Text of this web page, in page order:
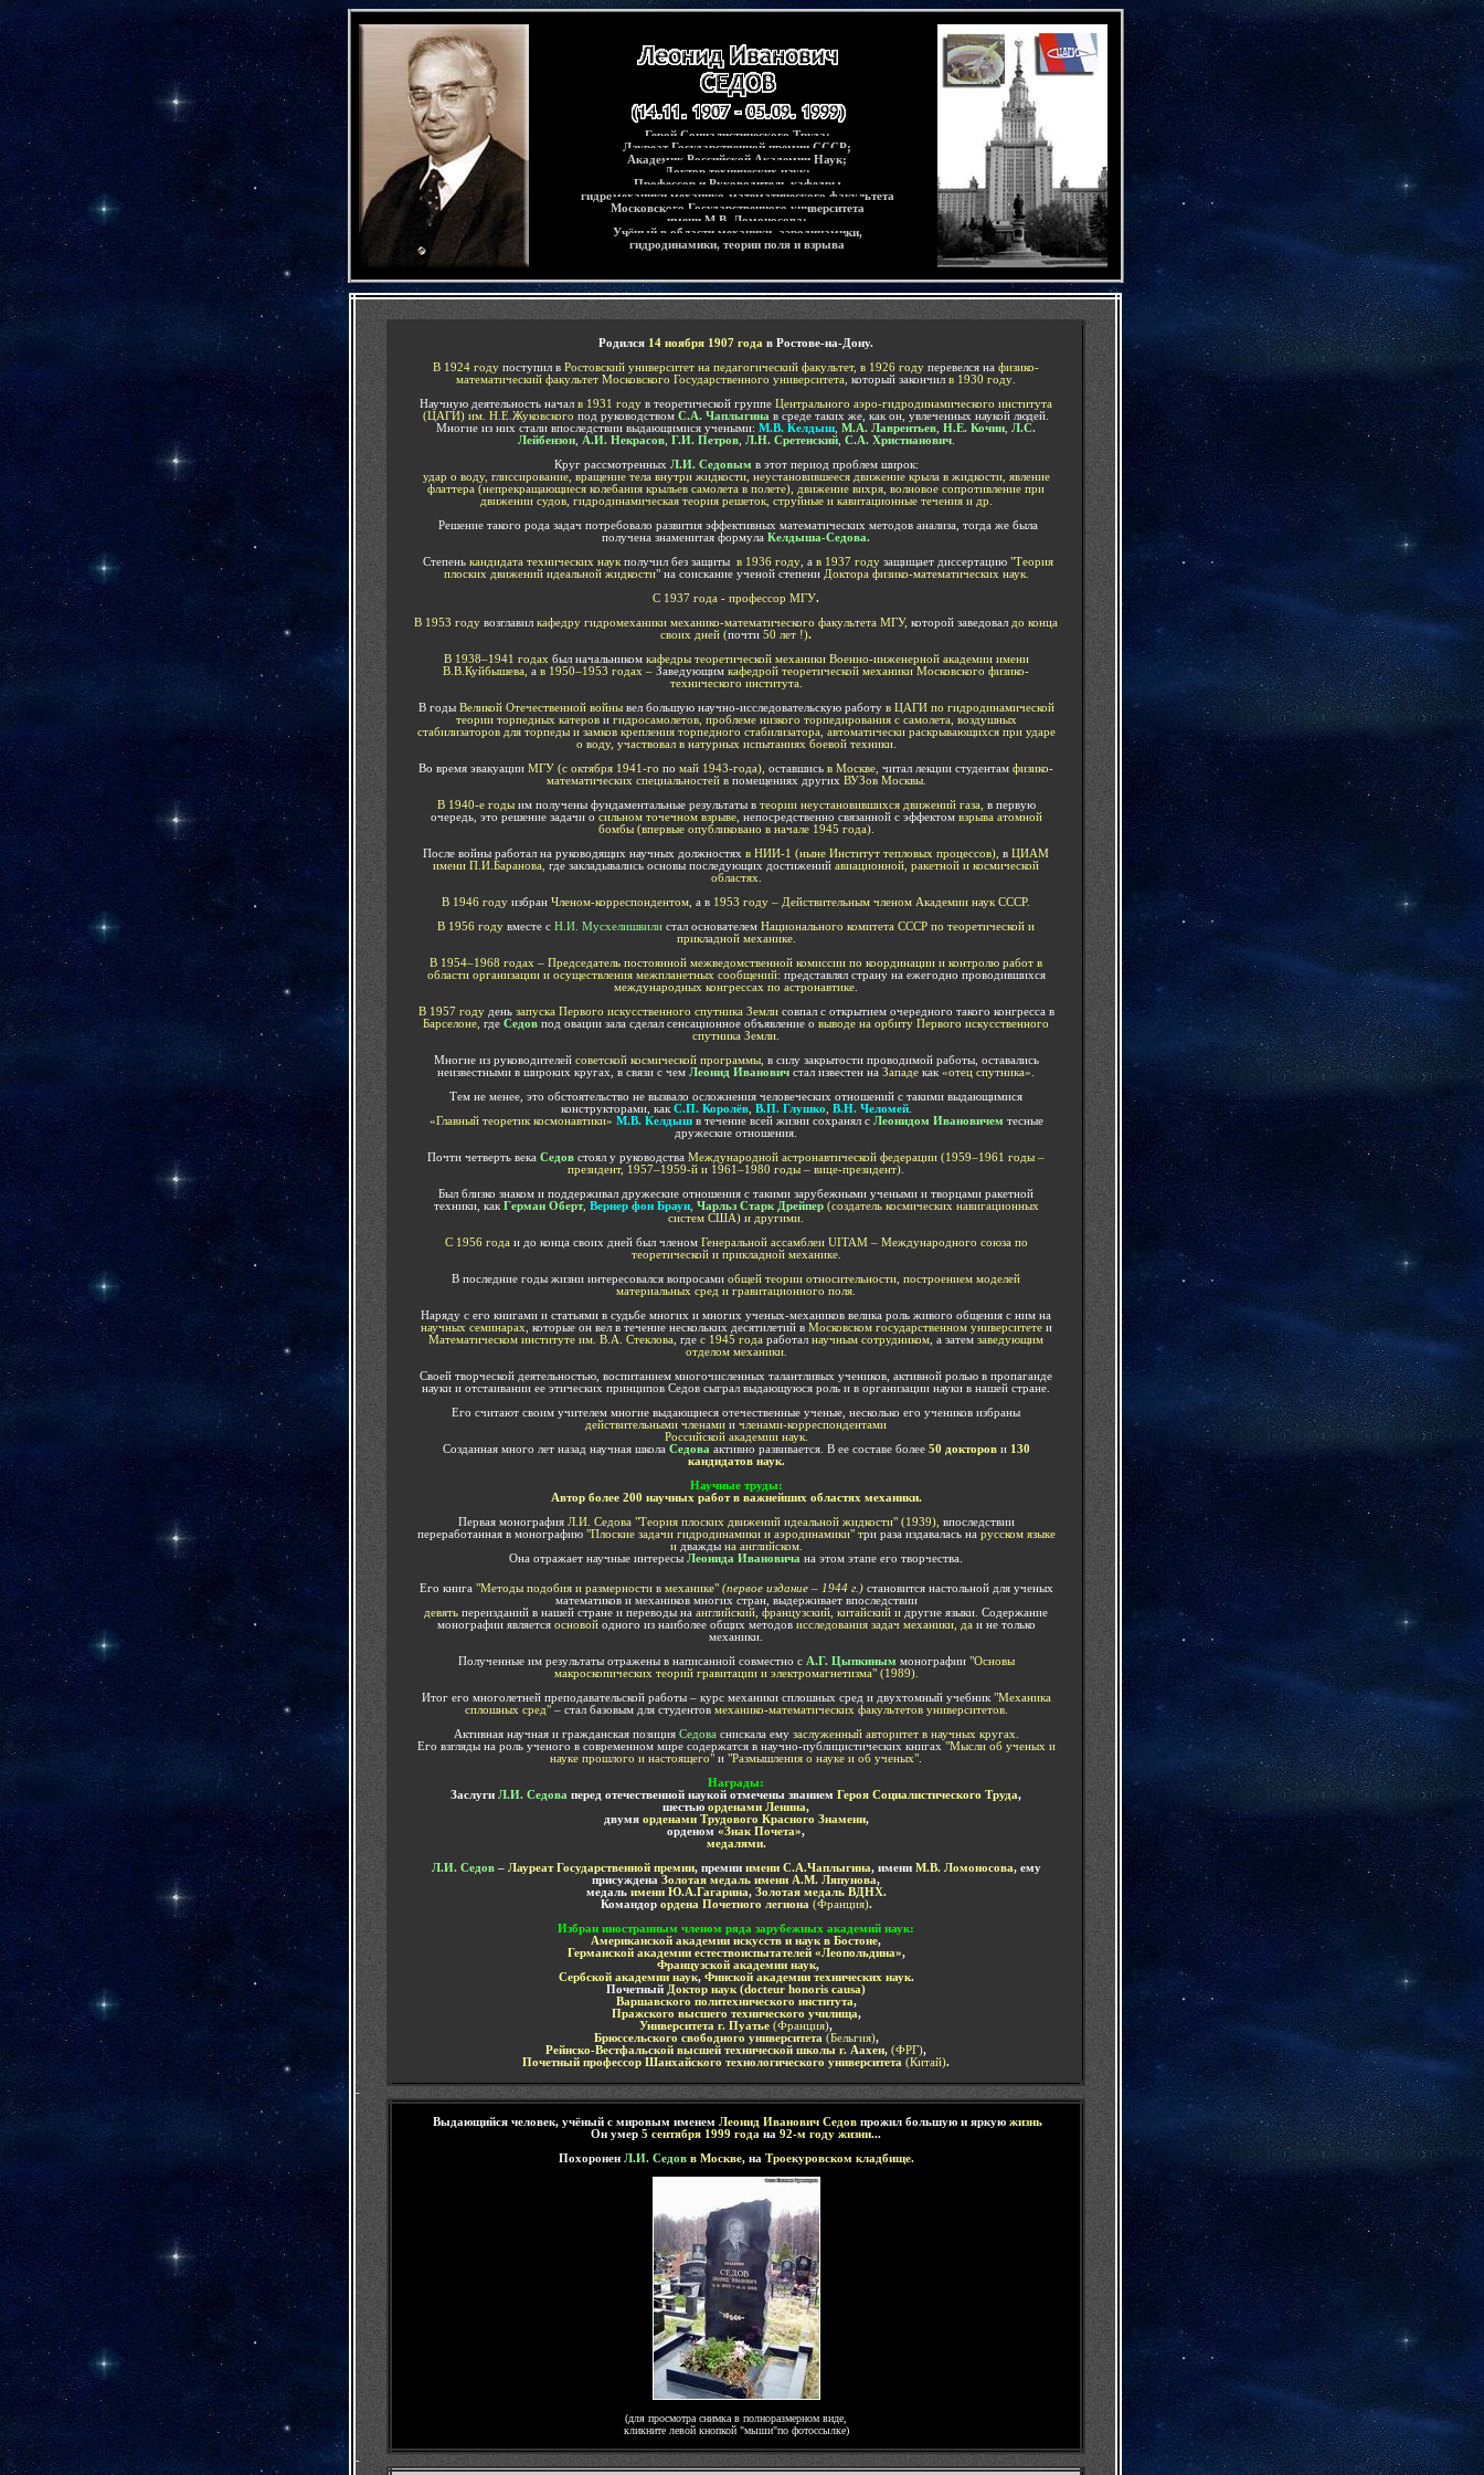
Герой Социалистического Труда;
Лауреат Государственной премии СССР;
Академик Российской Академии Наук;
Доктор технических наук;
Профессор и Руководитель кафедры
гидромеханики механико-математического факультета
Московского Государственного университета
имени М.В. Ломоносова;
Учёный в области механики, аэродинамики,
гидродинамики, теории поля и взрыва
-
Родился 14 ноября 1907 года в Ростове-на-Дону.
В 1924 году поступил в Ростовский университет на педагогический факультет, в 1926 году перевелся на физико-
математический факультет Московского Государственного университета , который закончил в 1930 году
Научную деятельность начал в 1931 году в теоретической группе Центрального аэро-гидродинамического института
(ЦАГИ) им. Н.Е.Жуковского под руководством С.А. Чаплыгина в среде таких же, как он, увлеченных наукой людей.
Многие из них стали впоследствии выдающимися учеными: М.В. Келдыш М.А. Лаврентьев Н.Е. Кочин Л.С.
Лейбензон, А.И. Некрасов, Г.И. Петров, Л.Н. Сретенский, С.А. Христианович.
Круг рассмотренных Л.И. Седовым в этот период проблем широк:
удар о воду, глиссирование, вращение тела внутри жидкости, неустановившееся движение крыла в жидкости, явление
флаттера (непрекращающиеся колебания крыльев самолета в полете), движение вихря, волновое сопротивление при
движении судов, гидродинамическая теория решеток, струйные и кавитационные течения и др.
Решение такого рода задач потребовало развития эффективных математических методов анализа, тогда же была
получена знаменитая формула Келдыша-Седова.
Степень кандидата технических наукполучил без защиты в 1936году, а в 1937году защищает диссертацию "Теория
плоских движений идеальной жидкости"на соискание ученой степени Доктора физико-математических наук.
С 1937 года - профессор МГУ.
В 1953 году возглавил кафедру гидромеханики механико-математического факультета МГУ, которой заведовал до конца
своих дней (почти 50 лет !).
В 1938–1941 годах был начальником кафедры теоретической механики Военно-инженерной академии имени
В.В.Куйбышева,
а в 1950–1953 годах – Заведующим кафедрой теоретической механики Московского физико-
технического института.
В годы Великой Отечественной войны вел большую научно-исследовательскую работув ЦАГИ по гидродинамической
теории торпедных катеров игидросамолетов, проблеме низкого торпедирования с самолета, воздушных
стабилизаторов для торпеды и замков крепления торпедного стабилизатора, автоматически раскрывающихся при ударе
о воду, участвовал в натурных испытаниях боевой техники.
Во время эвакуации МГУ (с октября 1941 -го по май 1943-года), оставшись в Москве, читал лекции студентам физико-
математических специальностей впомещениях других ВУЗов Москвы.
В 1940-е годы им получены фундаментальные результаты в теории неустановившихся движений газа,
в первую
очередь, это решение задачи о сильном точечном взрыве, непосредственно связанной с эффектом взрыва атомной
бомбы (впервые опубликовано в начале 1945 года).
После войны работал на руководящих научных должностях в НИИ-1 (ныне Институт тепловых процессов), в ЦИАМ
имени П.И.Баранова, где закладывались основы последующих достижений авиационной, ракетной и космической
областях.
В 1946 году избран Членом-корреспондентом, а в 1953 году – Действительным членом Академии наук СССР.
В 1956 году вместе с Н.И. Мусхелишвили стал основателем Национального комитета СССР по теоретической и
прикладной механике.
В 1954–1968 годах – Председатель постоянной межведомственной комиссии по координации и контролю работ в
области организации и осуществления межпланетных сообщений: представлял страну на ежегодно проводившихся
международных конгрессах по астронавтике.
В 1957 году деньзапуска Первого искусственного спутника Земли совпал с открытием очередного такого конгресса в
Барселоне, где Седов под овации зала сделал сенсационное объявление о выводе на орбиту Первого искусственного
спутника Земли
Многие из руководителейсоветской космической программы, в силу закрытости проводимой работы, оставались
неизвестными в широких кругах, в связи с чем Леонид Иванович стал известен на Западе как «отец спутника».
Тем не менее, это обстоятельство не вызвало осложнения человеческих отношений с такими выдающимися
конструкторами, как С.П. Королёв, В.П. Глушко В.Н. Челомей.
«Главный теоретик космонавтики» М.В. Келдыш в течение всей жизни сохранял с Леонидом Ивановичем тесные
дружеские отношения.
Почти четверть века Седов стоял у руководства Международной астронавтической федерации (1959–1961 годы –
президент, 1957–1959-й и 1961–1980 годы – вице-президент).
Был близко знаком и поддерживал дружеские отношения с такими зарубежными учеными и творцами ракетной
техники, как Герман Оберт, Вернер фон Браун, Чарльз Старк Дрейпер(создатель космических навигационных
систем США) и другими.
С 1956 года и до конца своих дней был членомГенеральной ассамблеи UITAM – Международного союза по
теоретической и прикладной механике.
В последние годы жизни интересовался вопросами общей теории относительности, построением моделей
материальных сред и гравитационного поля.
Наряду с его книгами и статьями в судьбе многих и многих ученых-механиков велика роль живого общения с ним на
научных семинарах , которые он вел в течение нескольких десятилетий в Московском государственном университетеи
Математическом институте им. В.А.
Стеклова , где с 1945 года работал научным сотрудником , а затем заведующим
отделом механики.
Своей творческой деятельностью, воспитанием многочисленных талантливых учеников, активной ролью в пропаганде
науки и отстаивании ее этических принципов Седов сыграл выдающуюся роль и в организации науки в нашей стране.
Его считают своим учителем многие выдающиеся отечественные ученые, несколько его учеников избраны
действительными членами и членами-корреспондентами
Российской академии наук.
Созданная много лет назад научная школа Седова активно развивается. В ее составе более50 докторов и130
кандидатов наук.
Научные труды:
Автор более 200 научных работ в важнейших областях механики.
Первая монографияЛ.И. Седова "Теория плоских движений идеальной жидкости"(1939), впоследствии
переработанная в монографию "Плоские задачи гидродинамики и аэродинамики"три раза издавалась на русском языке
идваждына английском.
Она отражает научные интересы Леонида Ивановича на этом этапе его творчества.
Его книга "Методы подобия и размерности в механике" (первое издание – 1944г. ) становится настольной для ученых
математиков и механиков многих стран, выдерживает впоследствии
девять переизданий в нашей стране и переводы на английский, французский, китайский и другие языки Содержание
монографии является основой одного из наиболее общих методовисследования задач механики, да и не только
механики.
Полученные им результаты отражены в написанной совместно с А.Г. Цыпкиным монографии "Основы
макроскопических теорий гравитации и электромагнетизма"(1989).
Итог его многолетней преподавательской работы – курс механики сплошных сред и двухтомный учебник "Механика
сплошных сред"– стал базовым для студентов механико-математических факультетов университетов.
Активная научная и гражданская позиция Седова снискала ему заслуженный авторитет в научных кругах.
Его взгляды на роль ученого в современном мире содержатся в научно-публицистических книгах "Мысли об ученых и
науке прошлого и настоящего" и "Размышления о науке и об ученых"
Награды:
Заслуги Л.И. Седова перед отечественной наукой отмечены званием Героя Социалистического Труда,
шестью орденами Ленина,
двумя орденами Трудового Красного Знамени,
орденом «Знак Почета»,
медалями.
Л.И. Седов– Лауреат Государственной премии, премии имени С.А.Чаплыгина, имени М.В. Ломоносова, ему
присуждена Золотая медаль имени А.М. Ляпунова,
медаль имени Ю.А.Гагарина, Золотая медаль ВДНХ.
Командор ордена Почетного легиона (Франция).
Избран иностранным членом ряда зарубежных академий наук:
Американской академии искусств и наук в Бостоне,
Германской академии естествоиспытателей «Леопольдина»,
Французской академии наук,
Сербской академии наук, Финской академии технических наук.
Почетный Доктор наук (docteur honoris causa)
Варшавского политехнического института,
Пражского высшего технического училища,
Университета г. Пуатье (Франция),
Брюссельского свободного университета (Бельгия),
Рейнско-Вестфальской высшей технической школы г. Аахен, (ФРГ),
Почетный профессор Шанхайского технологического университета (Китай).
-
Выдающийся человек, учёный с мировым именем Леонид Иванович Седов прожил большую и яркую жизнь
Он умер 5 сентября 1999 года на 92-м году жизни...
Похоронен Л.И. Седовв Москве, на Троекуровском кладбище.
(для просмотра снимка в полноразмерном виде,
кликните левой кнопкой "мыши"по фотоссылке)
-